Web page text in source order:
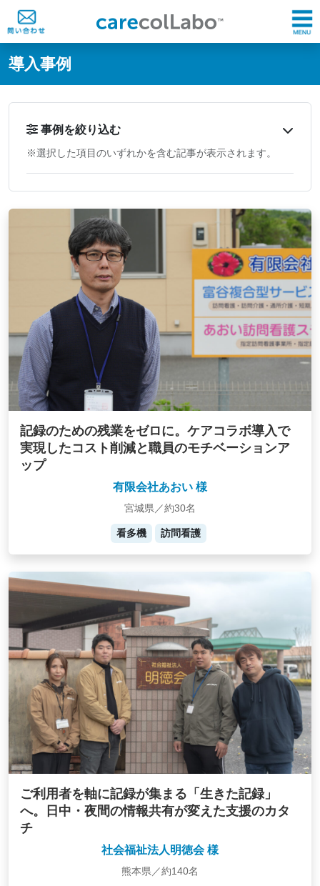
@ -0,0 +1,60 @@
導入事例
事例を絞り込む
※選択した項目のいずれかを含む記事が表示されます。
記録のための残業をゼロに。ケアコラボ導入で
実現したコスト削減と職員のモチベーションア
ップ
有限会社あおい 様
宮城県／約30名
看多機 訪問看護
ご利用者を軸に記録が集まる「生きた記録」
へ。日中・夜間の情報共有が変えた支援のカタ
チ
社会福祉法人明徳会 様
熊本県／約140名